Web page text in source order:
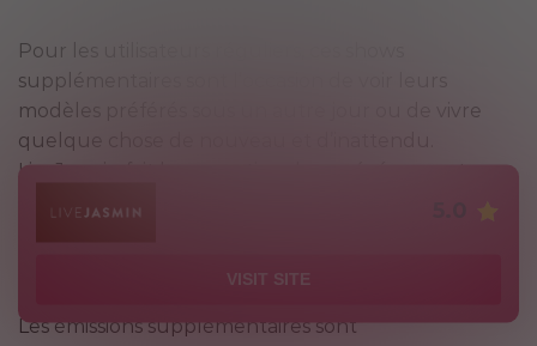
Pour les utilisateurs réguliers, ces shows
supplémentaires sont l’occasion de voir leurs
modèles préférés sous un autre jour ou de vivre
quelque chose de nouveau et d’inattendu.
LiveJasmin fait la promotion de ces événements
Les émissions supplémentaires sont
VISIT SITE